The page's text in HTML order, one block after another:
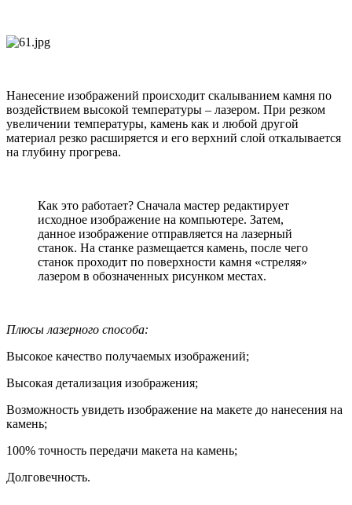
Нанесение изображений происходит скалыванием камня по
воздействием высокой температуры – лазером. При резком
увеличении температуры, камень как и любой другой
материал резко расширяется и его верхний слой откалывается
на глубину прогрева.
Как это работает? Сначала мастер редактирует
исходное изображение на компьютере. Затем,
данное изображение отправляется на лазерный
станок. На станке размещается камень, после чего
станок проходит по поверхности камня «стреляя»
лазером в обозначенных рисунком местах.
Плюсы лазерного способа:
Высокое качество получаемых изображений;
Высокая детализация изображения;
Возможность увидеть изображение на макете до нанесения на
камень;
100% точность передачи макета на камень;
Долговечность.